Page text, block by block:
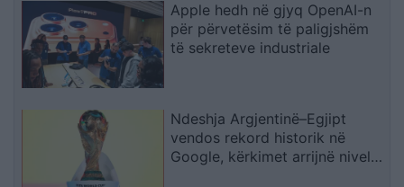
Apple hedh në gjyq OpenAI-n
për përvetësim të paligjshëm
të sekreteve industriale
Ndeshja Argjentinë–Egjipt
vendos rekord historik në
Google, kërkimet arrijnë nivele